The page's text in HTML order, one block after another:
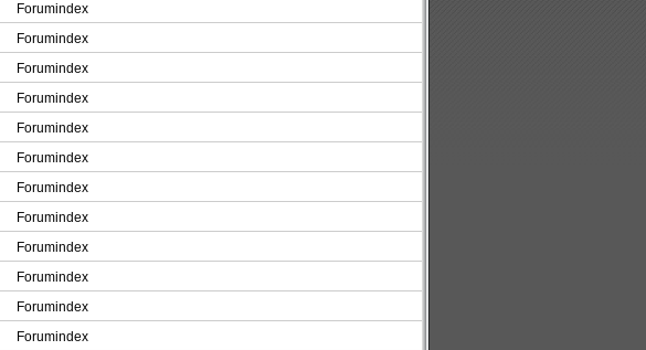
Forumindex
Forumindex
Forumindex
Forumindex
Forumindex
Forumindex
Forumindex
Forumindex
Forumindex
Forumindex
Forumindex
Forumindex